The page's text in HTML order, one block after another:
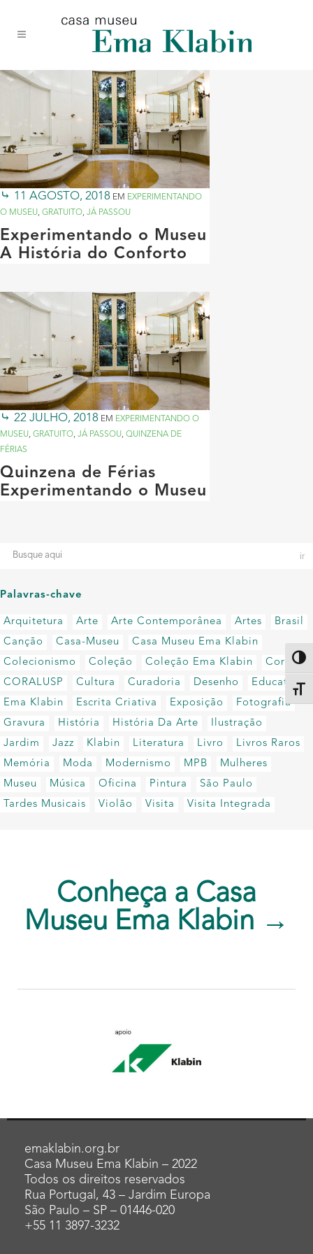
conteúdo
navegação
site
11 AGOSTO, 2018 EM EXPERIMENTANDO
O MUSEU, GRATUITO, JÁ PASSOU
Experimentando o Museu
A História do Conforto
22 JULHO, 2018 EM EXPERIMENTANDO O
MUSEU, GRATUITO, JÁ PASSOU, QUINZENA DE
FÉRIAS
Quinzena de Férias
Experimentando o Museu
Palavras-chave
Arquitetura Arte Arte Contemporânea Artes
Brasil
Canção
Casa-Museu
Casa Museu Ema Klabin
Colecionismo
Coleção Coleção Ema Klabin
Coral
CORALUSP
Cultura Curadoria Desenho
Educativo
Ema Klabin
Escrita Criativa Exposição
Fotografia
Gravura
História História Da Arte
Ilustração
Jardim
Jazz Klabin Literatura Livro
Livros Raros
Memória
Moda Modernismo MPB
Mulheres
Museu
Música Oficina Pintura
São Paulo
Tardes Musicais
Violão Visita Visita Integrada
Conheça a Casa
Museu Ema Klabin →
emaklabin.org.br
Casa Museu Ema Klabin – 2022
Todos os direitos reservados
Rua Portugal, 43 – Jardim Europa
São Paulo – SP – 01446-020
+55 11 3897-3232